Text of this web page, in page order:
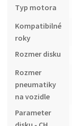
Typ motora
Kompatibilné
roky
Rozmer disku
Rozmer
pneumatiky
na vozidle
Parameter